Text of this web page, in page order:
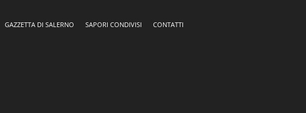
GAZZETTA DI SALERNO SAPORI CONDIVISI
CONTATTI